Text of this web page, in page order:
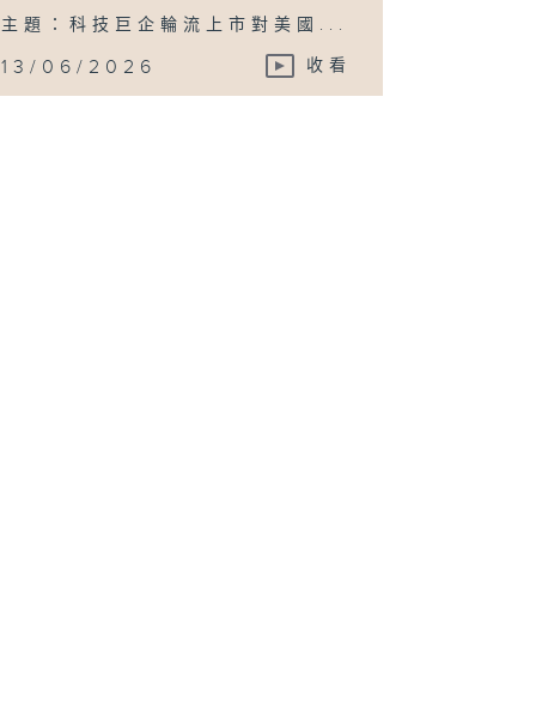
主題：科技巨企輪流上市對美國...
13/06/2026 收看